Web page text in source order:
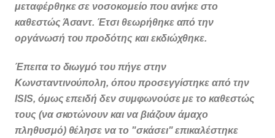
μεταφέρθηκε σε νοσοκομείο που ανήκε στο
καθεστώς Άσαντ. Έτσι θεωρήθηκε από την
οργάνωσή του προδότης και εκδιώχθηκε.
Έπειτα το διωγμό του πήγε στην
Κωνσταντινούπολη, όπου προσεγγίστηκε από την
ISIS, όμως επειδή δεν συμφωνούσε με το καθεστώς
τους (να σκοτώνουν και να βιάζουν άμαχο
πληθυσμό) θέλησε να το "σκάσει" επικαλέστηκε